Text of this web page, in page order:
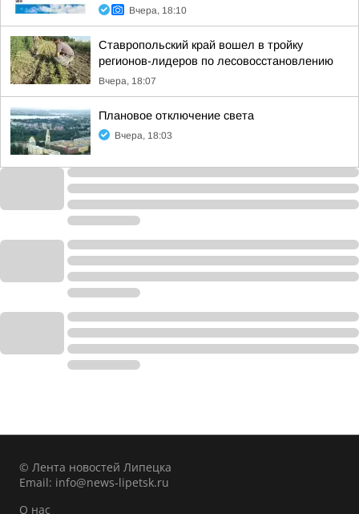
Вчера, 18:10
Ставропольский край вошел в тройку
регионов-лидеров по лесовосстановлению
Вчера, 18:07
Плановое отключение света
Вчера, 18:03
© Лента новостей Липецка
Email: info@news-lipetsk.ru
О нас